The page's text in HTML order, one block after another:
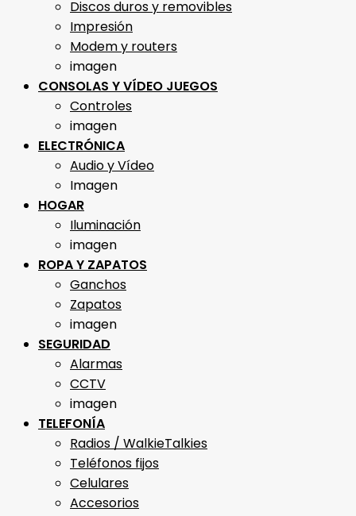
Discos duros y removibles
Impresión
Modem y routers
imagen
CONSOLAS Y VÍDEO JUEGOS
Controles
imagen
ELECTRÓNICA
Audio y Vídeo
Imagen
HOGAR
Iluminación
imagen
ROPA Y ZAPATOS
Ganchos
Zapatos
imagen
SEGURIDAD
Alarmas
CCTV
imagen
TELEFONÍA
Radios / WalkieTalkies
Teléfonos fijos
Celulares
Accesorios